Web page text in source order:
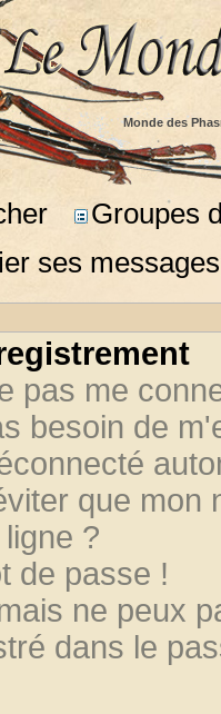
Monde des
Groupes
ses
pas me
besoin de
que mon
?
de passe !
ne peux
dans le